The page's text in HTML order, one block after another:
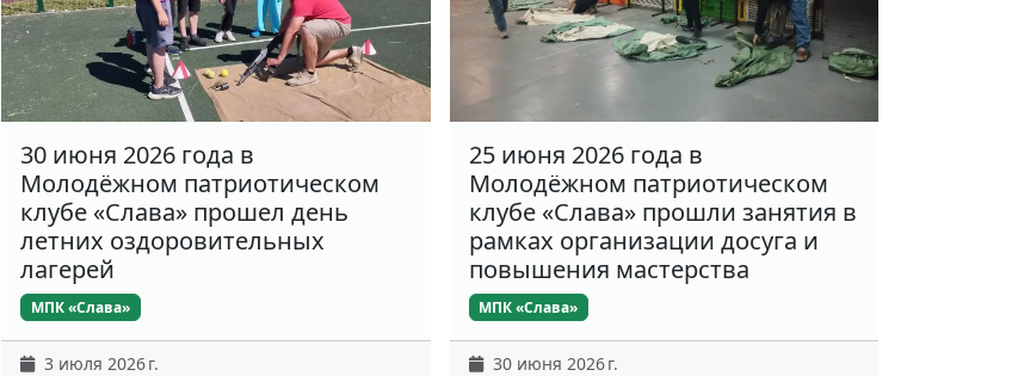
30 июня 2026 года в
Молодёжном патриотическом
клубе «Слава» прошел день
летних оздоровительных
лагерей
МПК «Слава»
3 июля 2026 г.
25 июня 2026 года в
Молодёжном патриотическом
клубе «Слава» прошли занятия в
рамках организации досуга и
повышения мастерства
МПК «Слава»
30 июня 2026 г.